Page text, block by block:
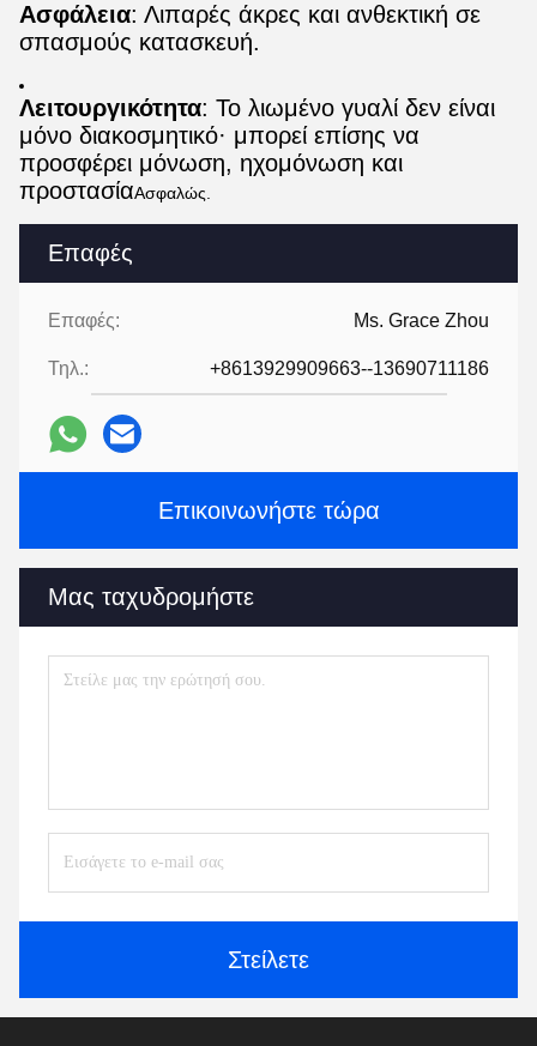
Επαφές
Επαφές: Ms. Grace Zhou
Τηλ.: +8613929909663--13690711186
Επικοινωνήστε τώρα
Μας ταχυδρομήστε
Στείλετε
Ασφάλεια: Λιπαρές άκρες και ανθεκτική σε
σπασμούς κατασκευή.
Λειτουργικότητα: Το λιωμένο γυαλί δεν είναι
μόνο διακοσμητικό· μπορεί επίσης να
προσφέρει μόνωση, ηχομόνωση και
προστασίαΑσφαλώς.